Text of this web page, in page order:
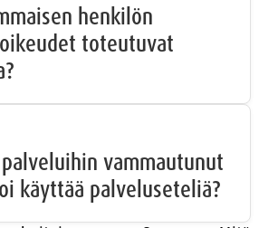
henkilön
toteutuvat
vammautunut
käyttää palveluseteliä?